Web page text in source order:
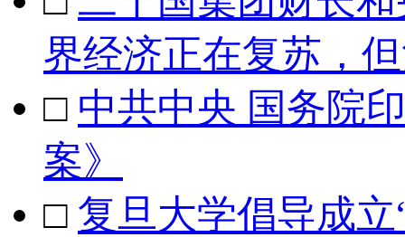
界经济正在复苏，
□ 中共中央 国务院
案》
□ 复旦大学倡导成